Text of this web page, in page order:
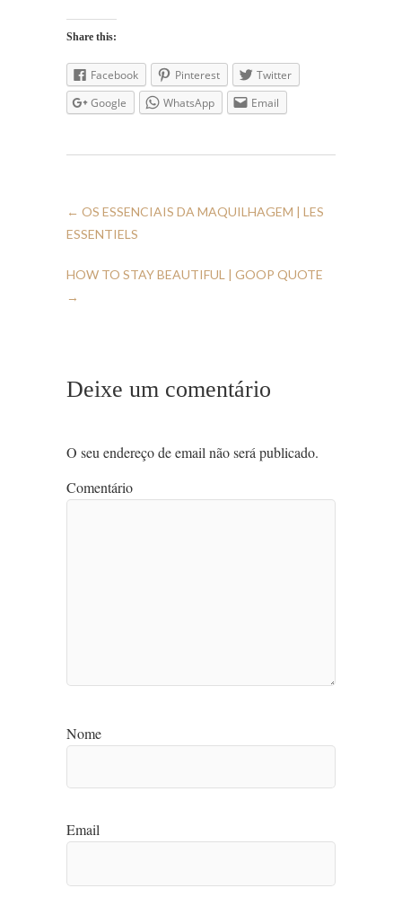
Share this:
Facebook Pinterest
Twitter
Google
WhatsApp Email
← OS ESSENCIAIS DA MAQUILHAGEM | LES
ESSENTIELS
HOW TO STAY BEAUTIFUL | GOOP QUOTE
→
Deixe um comentário
O seu endereço de email não será publicado.
Comentário
Nome
Email